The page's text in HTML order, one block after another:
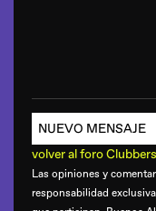
NUEVO MENSAJE
volver al foro Clubbers
Las opiniones y
responsabilidad